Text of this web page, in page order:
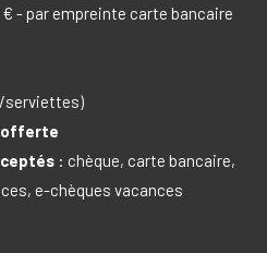
- par empreinte carte bancaire
serviettes)
offerte
: chèque, carte bancaire,
e-chèques vacances